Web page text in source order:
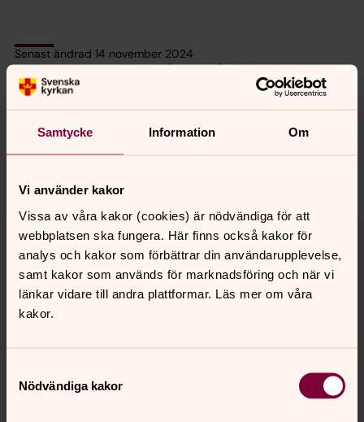
Samtycke Information Om
Vi använder kakor
Vissa av våra kakor (cookies) är nödvändiga för att
webbplatsen ska fungera. Här finns också kakor för
analys och kakor som förbättrar din användarupplevelse,
samt kakor som används för marknadsföring och när vi
länkar vidare till andra plattformar. Läs mer om våra
kakor.
Nödvändiga kakor
Senast ändrad 14 november 2024
Synpunkter eller frågor på sidans
innehåll?
habo.pastorat@svenskakyrkan.se
Dela
Tillbaka till toppen
Tillbaka till innehållet
Kontakt